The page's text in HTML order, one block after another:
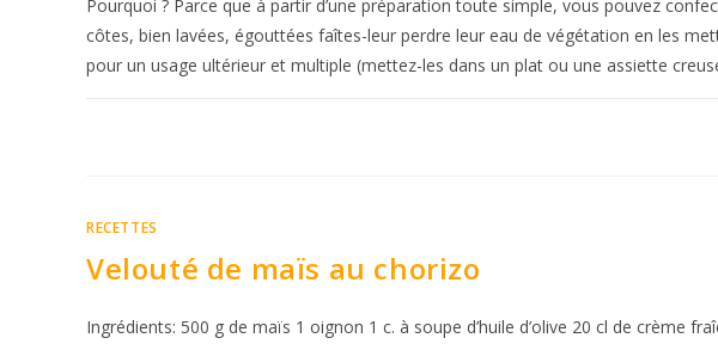
Pourquoi ? Parce que à partir d’une préparation toute simple, vous pouvez
côtes, bien lavées, égouttées faîtes-leur perdre leur eau de végétation en les
pour un usage ultérieur et multiple (mettez-les dans un plat ou une assiette
RECETTES
Velouté de maïs au chorizo
Ingrédients: 500 g de maïs 1 oignon 1 c. à soupe d’huile d’olive 20 cl de crème